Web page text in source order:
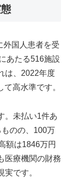
外国人患者を受
あたる516施設
は、2022年度
高水準です。
。未払い1件あ
のの、100万
額は1846万円
医療機関の財務
です。